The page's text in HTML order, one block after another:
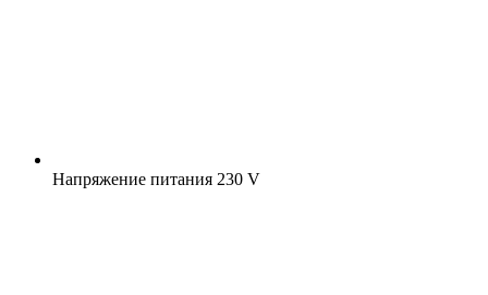
Напряжение питания 230 V